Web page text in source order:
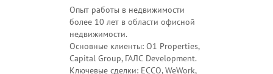
Опыт работы в недвижимости
более 10 лет в области офисной
недвижимости.
Основные клиенты: O1 Properties,
Capital Group, ГАЛС Development.
Ключевые сделки: ECCO, WeWork,